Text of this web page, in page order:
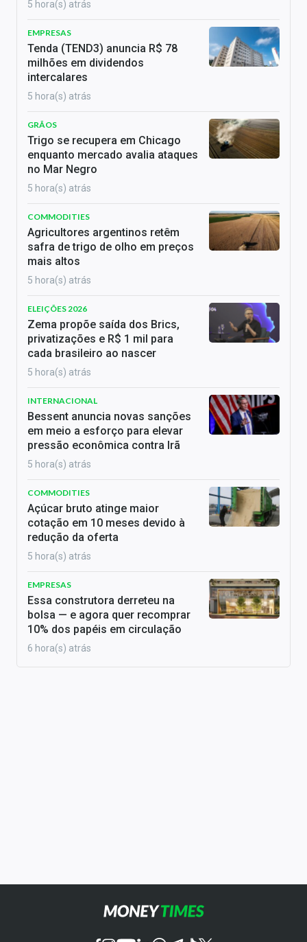
5 hora(s) atrás
EMPRESAS
Tenda (TEND3) anuncia R$ 78
milhões em dividendos
intercalares
5 hora(s) atrás
GRÃOS
Trigo se recupera em Chicago
enquanto mercado avalia ataques
no Mar Negro
5 hora(s) atrás
COMMODITIES
Agricultores argentinos retêm
safra de trigo de olho em preços
mais altos
5 hora(s) atrás
ELEIÇÕES 2026
Zema propõe saída dos Brics,
privatizações e R$ 1 mil para
cada brasileiro ao nascer
5 hora(s) atrás
INTERNACIONAL
Bessent anuncia novas sanções
em meio a esforço para elevar
pressão econômica contra Irã
5 hora(s) atrás
COMMODITIES
Açúcar bruto atinge maior
cotação em 10 meses devido à
redução da oferta
5 hora(s) atrás
EMPRESAS
Essa construtora derreteu na
bolsa — e agora quer recomprar
10% dos papéis em circulação
6 hora(s) atrás